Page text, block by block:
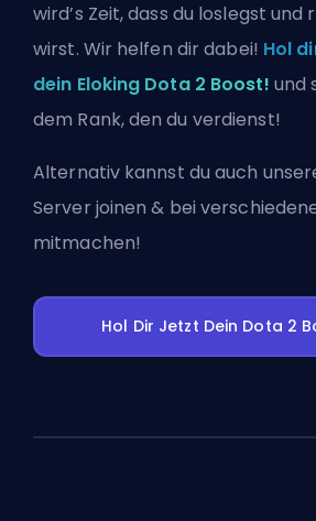
wird’s Zeit, dass du loslegst und
wirst. Wir helfen dir dabei! Hol
dein Eloking Dota 2 Boost! und
dem Rank, den du verdienst!
Alternativ kannst du auch
Server joinen & bei
mitmachen!
Hol Dir Jetzt Dein Dota 2